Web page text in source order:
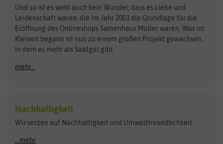
Zimmer & Kübelpflanzen
Kataloge
Schnäppchen
Anzucht & Gartenzubehör
Anzuchtschalen
Heizmatte & Heizkabel
Kokos-Quelltabletten
Zimmergewächshaus
BIOWOL
Blumicorn
Bûten Birds
Carl Pabst
Feldsaaten Freudenberger
Fertil
Flora Elite
Florissa
Flortis
Hortitops
Und so ist es wohl auch kein Wunder, dass es Liebe und
Leidenschaft waren, die im Jahr 2003 die Grundlage für die
Eröffnung des Onlineshops Samenhaus Müller waren. Was im
Kleinen begann ist nun zu einem großen Projekt gewachsen,
in dem es mehr als Saatgut gibt.
mehr...
Nachhaltigkeit
Wir setzen auf Nachhaltigkeit und Umweltfreundlichkeit.
...mehr